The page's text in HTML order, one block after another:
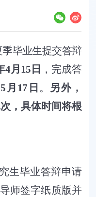
季毕业生提交答辩
4月15日 ，完成答
月17日 。
另外，
，具体时间将根
生毕业答辩申请
师签字纸质版并